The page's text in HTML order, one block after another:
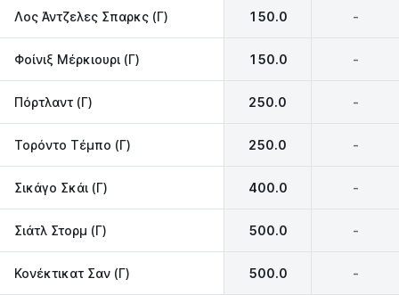
Λος Άντζελες Σπαρκς (Γ) 150.0 -
Φοίνιξ Μέρκιουρι (Γ) 150.0 -
Πόρτλαντ (Γ) 250.0 -
Τορόντο Τέμπο (Γ) 250.0 -
Σικάγο Σκάι (Γ) 400.0 -
Σιάτλ Στορμ (Γ) 500.0 -
Κονέκτικατ Σαν (Γ) 500.0 -